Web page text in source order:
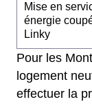
Mise en
énergie
Linky
Pour les
logement
effectuer la